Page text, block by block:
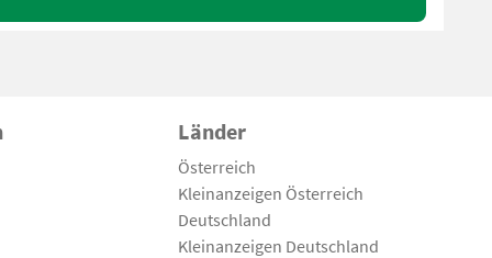
Länder
Österreich
Kleinanzeigen Österreich
Deutschland
Kleinanzeigen Deutschland